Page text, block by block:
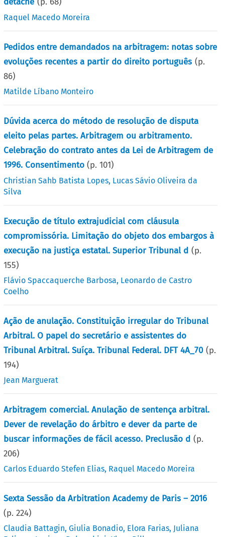
Raquel Macedo Moreira
Pedidos entre demandados na arbitragem: notas sobre
evoluções recentes a partir do direito português (p.
86)
Matilde Líbano Monteiro
Dúvida acerca do método de resolução de disputa
eleito pelas partes. Arbitragem ou arbitramento.
Celebração do contrato antes da Lei de Arbitragem de
1996. Consentimento(p.101)
Christian Sahb Batista Lopes, Lucas Sávio Oliveira da
Silva
Execução de título extrajudicial com cláusula
compromissória. Limitação do objeto dos embargos à
execução na justiça estatal. Superior Tribunal d (p.
155)
Flávio Spaccaquerche Barbosa, Leonardo de Castro
Coelho
Ação de anulação. Constituição irregular do Tribunal
Arbitral. O papel do secretário e assistentes do
Tribunal Arbitral. Suíça. Tribunal Federal. DFT 4A_70 (p.
194)
Jean Marguerat
Arbitragem comercial. Anulação de sentença arbitral.
Dever de revelação do árbitro e dever da parte de
buscar informações de fácil acesso. Preclusão d (p.
206)
Carlos Eduardo Stefen Elias, Raquel Macedo Moreira
Sexta Sessão da Arbitration Academy de Paris – 2016
(p.224)
Claudia Battagin,Giulia Bonadio, Elora Farias, Juliana